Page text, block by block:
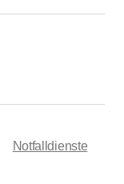
Notfalldienste